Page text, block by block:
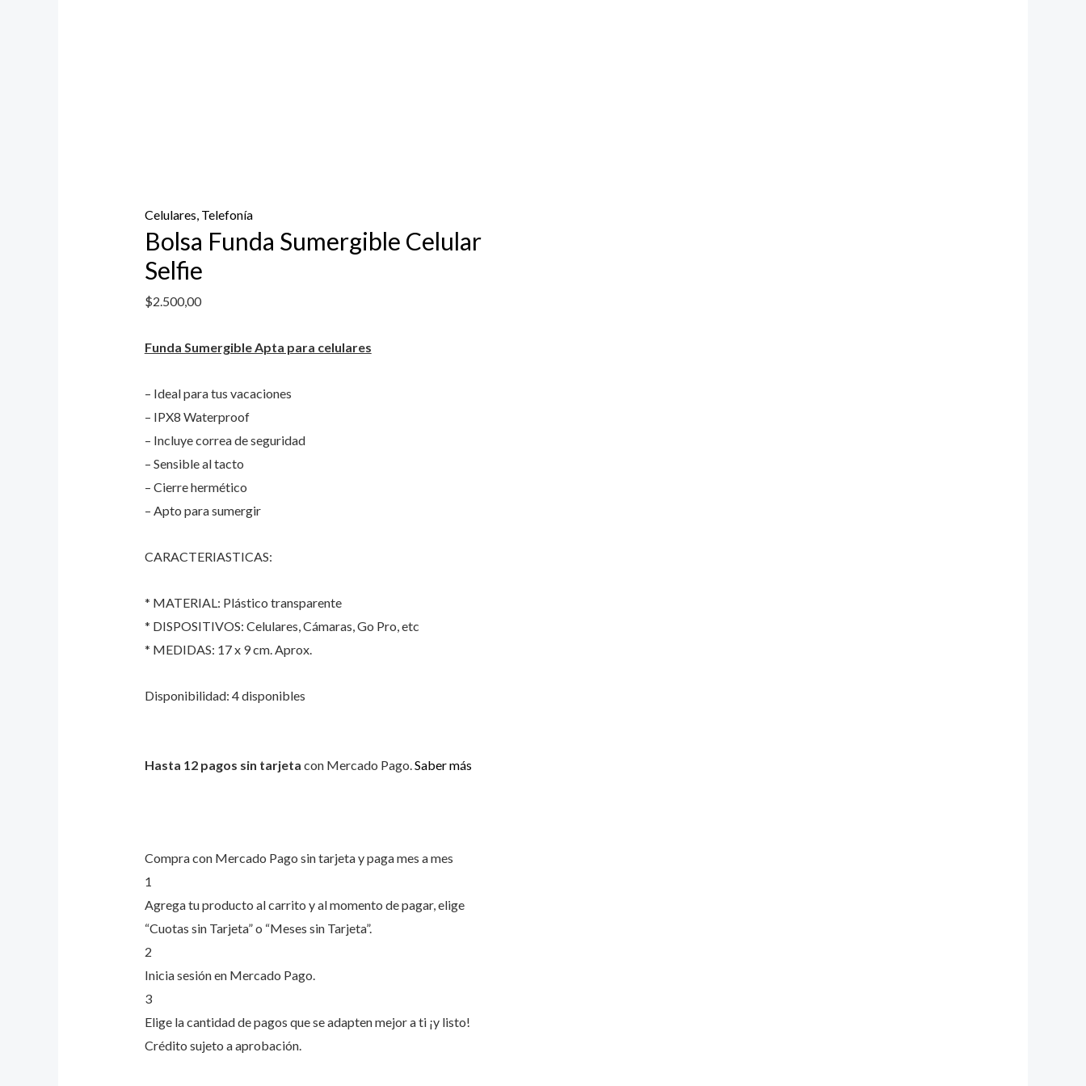
Celulares, Telefonía
Bolsa Funda Sumergible Celular
Selfie
$2.500,00
Funda Sumergible Apta para celulares
– Ideal para tus vacaciones
– IPX8 Waterproof
– Incluye correa de seguridad
– Sensible al tacto
– Cierre hermético
– Apto para sumergir
CARACTERIASTICAS:
* MATERIAL: Plástico transparente
* DISPOSITIVOS: Celulares, Cámaras, Go Pro, etc
* MEDIDAS: 17 x 9 cm. Aprox.
Disponibilidad: 4 disponibles
Hasta 12 pagos sin tarjeta con Mercado Pago.Saber más
Compra con Mercado Pago sin tarjeta y paga mes a mes
1
Agrega tu producto al carrito y al momento de pagar, elige
“Cuotas sin Tarjeta” o “Meses sin Tarjeta”.
2
Inicia sesión en Mercado Pago.
3
Elige la cantidad de pagos que se adapten mejor a ti ¡y listo!
Crédito sujeto a aprobación.